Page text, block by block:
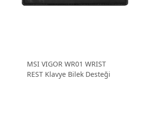
MSI VIGOR WR01 WRIST
REST Klavye Bilek Desteği